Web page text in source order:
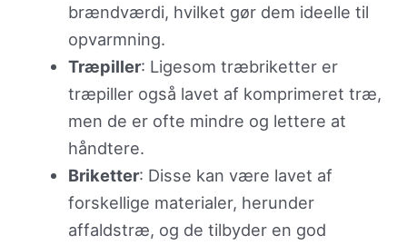
brændværdi, hvilket gør dem ideelle til
opvarmning.
Træpiller: Ligesom træbriketter er
træpiller også lavet af komprimeret træ,
men de er ofte mindre og lettere at
håndtere.
Briketter: Disse kan være lavet af
forskellige materialer, herunder
affaldstræ, og de tilbyder en god